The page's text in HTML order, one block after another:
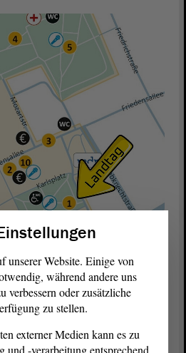
unserer Website. Einige von
während andere uns
verbessern oder zusätzliche
zu stellen.
externer Medien kann es zu
und -verarbeitung entsprechend